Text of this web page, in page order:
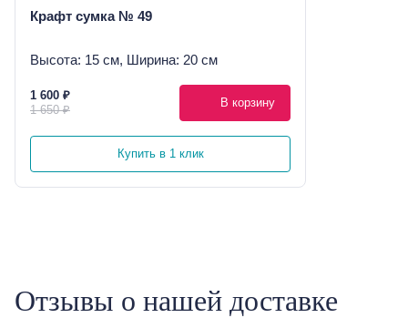
Крафт сумка № 49
Высота: 15 см, Ширина: 20 см
1 600 ₽
1 650 ₽
В корзину
Купить в 1 клик
Отзывы о нашей доставке